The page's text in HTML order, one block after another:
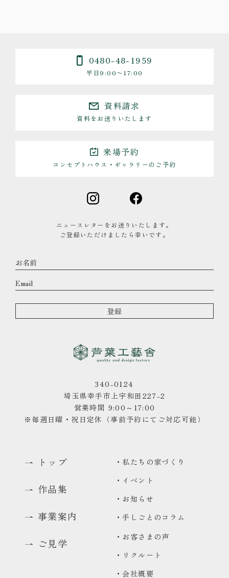
0480-48-1959
平日9:00〜17:00
資料請求
資料をお送りいたします
来場予約
コンセプトハウス・ギャラリーのご予約
ニュースレターをお送りいたします。
ご登録いただけましたら幸いです。
340-0124
埼玉県幸手市上宇和田227-2
営業時間 9:00～17:00
※毎週日曜・祝日定休（事前予約にてご対応可能）
トップ
作品集
事業案内
ご見学
・私たちの家づくり
・イベント
・お知らせ
・手しごとのコラム
・お客さまの声
・リクルート
・会社概要
0480-48-1959
平日9:00〜17:00
資料請求